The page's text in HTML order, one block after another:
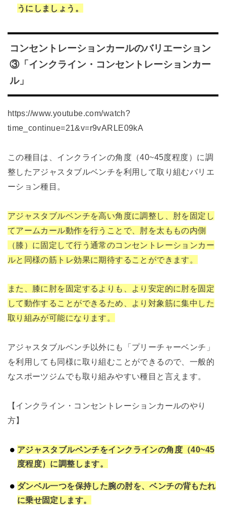
うにしましょう。
コンセントレーションカールのバリエーション
③「インクライン・コンセントレーションカー
ル」
https://www.youtube.com/watch?
time_continue=21&v=r9vARLE09kA
この種目は、インクラインの角度（40~45度程度）に調
整したアジャスタブルベンチを利用して取り組むバリエ
ーション種目。
アジャスタブルベンチを高い角度に調整し、肘を固定し
てアームカール動作を行うことで、肘を太ももの内側
（膝）に固定して行う通常のコンセントレーションカー
ルと同様の筋トレ効果に期待することができます。
また、膝に肘を固定するよりも、より安定的に肘を固定
して動作することができるため、より対象筋に集中した
取り組みが可能になります。
アジャスタブルベンチ以外にも「プリーチャーベンチ」
を利用しても同様に取り組むことができるので、一般的
なスポーツジムでも取り組みやすい種目と言えます。
【インクライン・コンセントレーションカールのやり
方】
アジャスタブルベンチをインクラインの角度（40~45
度程度）に調整します。
ダンベル一つを保持した腕の肘を、ベンチの背もたれ
に乗せ固定します。